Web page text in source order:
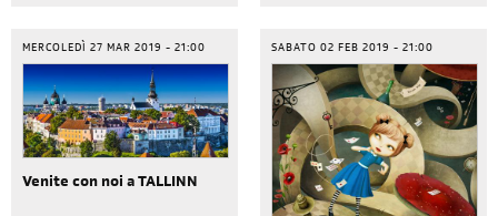
MERCOLEDÌ 27 MAR 2019 - 21:00
Venite con noi a TALLINN
SABATO 02 FEB 2019 - 21:00